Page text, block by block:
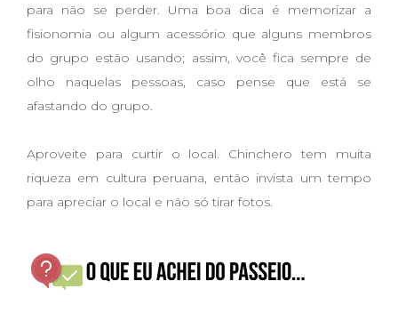
para não se perder. Uma boa dica é memorizar a
fisionomia ou algum acessório que alguns membros
do grupo estão usando; assim, você fica sempre de
olho naquelas pessoas, caso pense que está se
afastando do grupo.
Aproveite para curtir o local. Chinchero tem muita
riqueza em cultura peruana, então invista um tempo
para apreciar o local e não só tirar fotos.